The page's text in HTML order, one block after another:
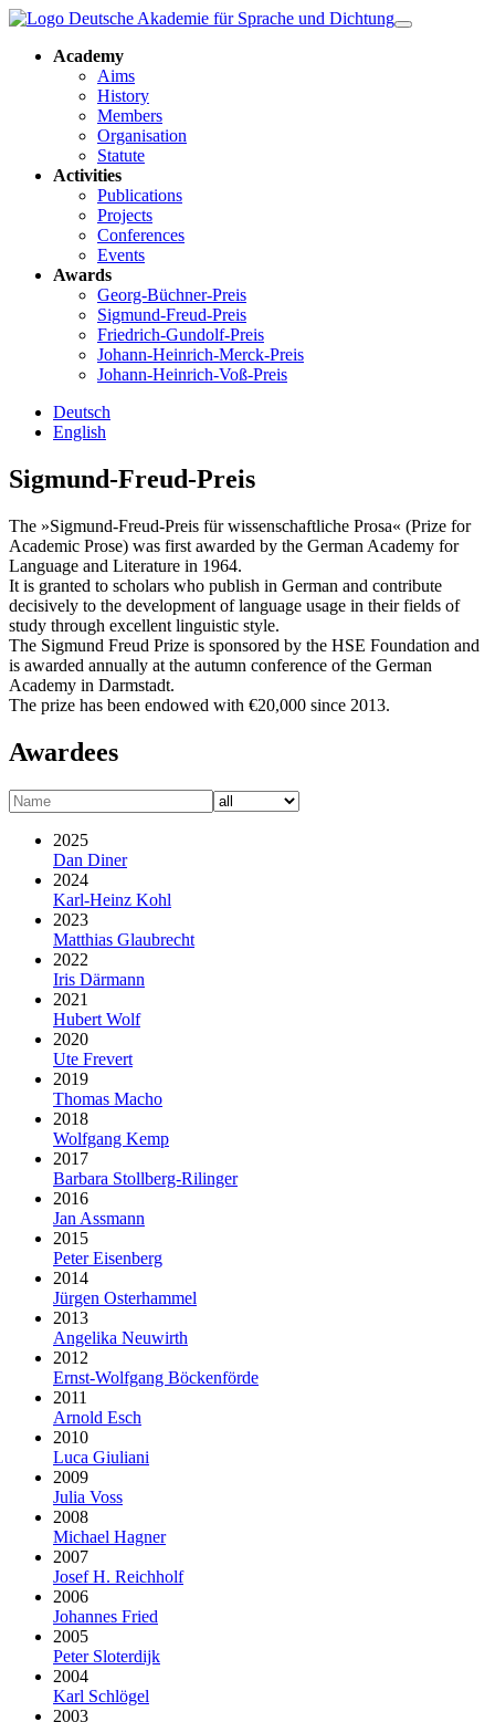
Academy
Aims
History
Members
Organisation
Statute
Activities
Publications
Projects
Conferences
Events
Awards
Georg-Büchner-Preis
Sigmund-Freud-Preis
Friedrich-Gundolf-Preis
Johann-Heinrich-Merck-Preis
Johann-Heinrich-Voß-Preis
Deutsch
English
Sigmund-Freud-Preis
The »Sigmund-Freud-Preis für wissenschaftliche Prosa« (Prize for
Academic Prose) was first awarded by the German Academy for
Language and Literature in 1964.
It is granted to scholars who publish in German and contribute
decisively to the development of language usage in their fields of
study through excellent linguistic style.
The Sigmund Freud Prize is sponsored by the HSE Foundation and
is awarded annually at the autumn conference of the German
Academy in Darmstadt.
The prize has been endowed with €20,000 since 2013.
Awardees
2025
Dan Diner
2024
Karl-Heinz Kohl
2023
Matthias Glaubrecht
2022
Iris Därmann
2021
Hubert Wolf
2020
Ute Frevert
2019
Thomas Macho
2018
Wolfgang Kemp
2017
Barbara Stollberg-Rilinger
2016
Jan Assmann
2015
Peter Eisenberg
2014
Jürgen Osterhammel
2013
Angelika Neuwirth
2012
Ernst-Wolfgang Böckenförde
2011
Arnold Esch
2010
Luca Giuliani
2009
Julia Voss
2008
Michael Hagner
2007
Josef H. Reichholf
2006
Johannes Fried
2005
Peter Sloterdijk
2004
Karl Schlögel
2003